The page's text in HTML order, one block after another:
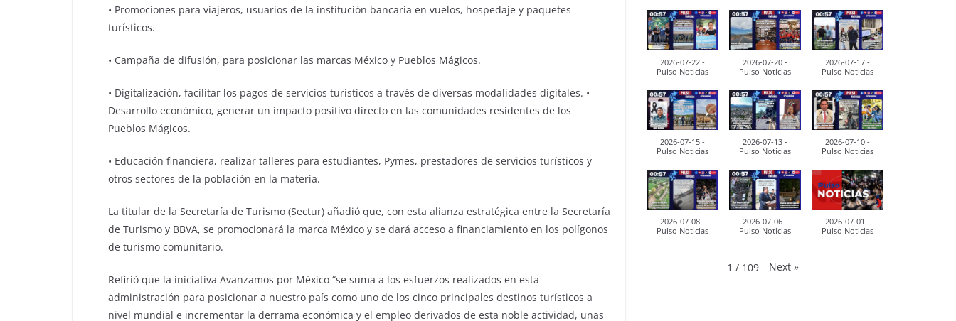
• Promociones para viajeros, usuarios de la institución bancaria en vuelos, hospedaje y paquetes
turísticos.
• Campaña de difusión, para posicionar las marcas México y Pueblos Mágicos.
• Digitalización, facilitar los pagos de servicios turísticos a través de diversas modalidades digitales. •
Desarrollo económico, generar un impacto positivo directo en las comunidades residentes de los
Pueblos Mágicos.
• Educación financiera, realizar talleres para estudiantes, Pymes, prestadores de servicios turísticos y
otros sectores de la población en la materia.
La titular de la Secretaría de Turismo (Sectur) añadió que, con esta alianza estratégica entre la Secretaría
de Turismo y BBVA, se promocionará la marca México y se dará acceso a financiamiento en los polígonos
de turismo comunitario.
Refirió que la iniciativa Avanzamos por México “se suma a los esfuerzos realizados en esta
administración para posicionar a nuestro país como uno de los cinco principales destinos turísticos a
nivel mundial e incrementar la derrama económica y el empleo derivados de esta noble actividad, unas
2026-07-22 -
Pulso Noticias
2026-07-20 -
Pulso Noticias
2026-07-17 -
Pulso Noticias
2026-07-15 -
Pulso Noticias
2026-07-13 -
Pulso Noticias
2026-07-10 -
Pulso Noticias
2026-07-08 -
Pulso Noticias
2026-07-06 -
Pulso Noticias
2026-07-01 -
Pulso Noticias
1 / 109 Next »